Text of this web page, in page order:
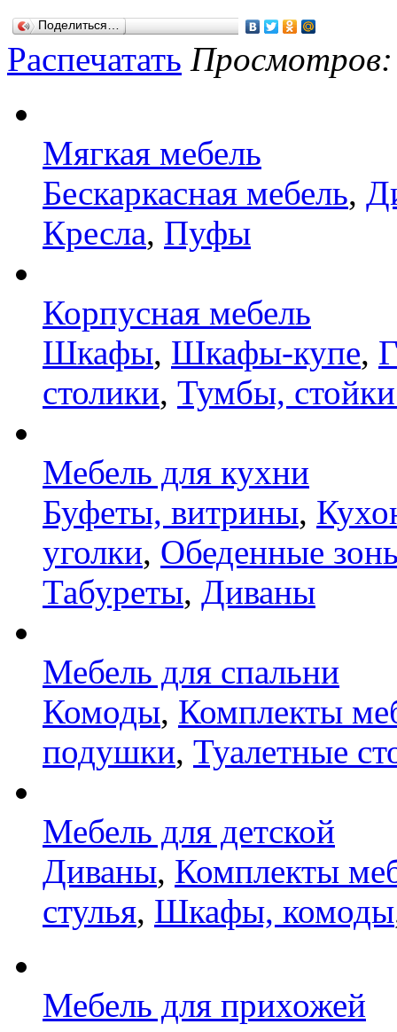
Поделиться…
Распечатать Просмотров:
Мягкая мебель
Бескаркасная мебель,
Кресла, Пуфы
Корпусная мебель
Шкафы, Шкафы-купе,
столики, Тумбы,
Мебель для кухни
Буфеты, витрины,
уголки, Обеденные
Табуреты, Диваны
Мебель для спальни
Комоды, Комплекты
подушки, Туалетные
Мебель для детской
Диваны, Комплекты
стулья, Шкафы, комоды
Мебель для прихожей